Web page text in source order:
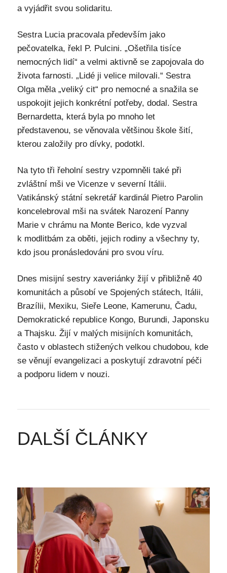
a vyjádřit svou solidaritu.
Sestra Lucia pracovala především jako
pečovatelka, řekl P. Pulcini. „Ošetřila tisíce
nemocných lidí“ a velmi aktivně se zapojovala do
života farnosti. „Lidé ji velice milovali.“ Sestra
Olga měla „veliký cit“ pro nemocné a snažila se
uspokojit jejich konkrétní potřeby, dodal. Sestra
Bernardetta, která byla po mnoho let
představenou, se věnovala většinou škole šití,
kterou založily pro dívky, podotkl.
Na tyto tři řeholní sestry vzpomněli také při
zvláštní mši ve Vicenze v severní Itálii.
Vatikánský státní sekretář kardinál Pietro Parolin
koncelebroval mši na svátek Narození Panny
Marie v chrámu na Monte Berico, kde vyzval
k modlitbám za oběti, jejich rodiny a všechny ty,
kdo jsou pronásledováni pro svou víru.
Dnes misijní sestry xaveriánky žijí v přibližně 40
komunitách a působí ve Spojených státech, Itálii,
Brazílii, Mexiku, Sieře Leone, Kamerunu, Čadu,
Demokratické republice Kongo, Burundi, Japonsku
a Thajsku. Žijí v malých misijních komunitách,
často v oblastech stižených velkou chudobou, kde
se věnují evangelizaci a poskytují zdravotní péči
a podporu lidem v nouzi.
DALŠÍ ČLÁNKY